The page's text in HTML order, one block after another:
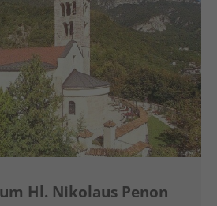
Hl. Nikolaus Penon